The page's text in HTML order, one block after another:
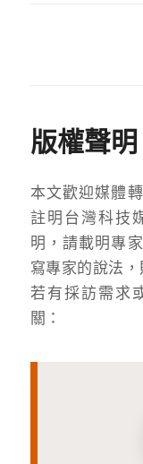
版權聲明
本文歡迎媒體
註明台灣科技
明，請載明專
寫專家的說法，
若有採訪需求
關：